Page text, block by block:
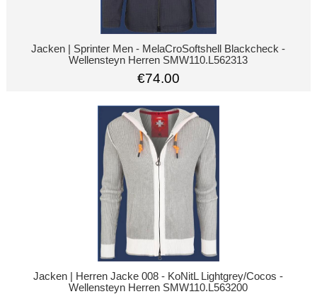
Jacken | Sprinter Men - MelaCroSoftshell Blackcheck -
Wellensteyn Herren SMW110.L562313
€74.00
Jacken | Herren Jacke 008 - KoNitL Lightgrey/Cocos -
Wellensteyn Herren SMW110.L563200